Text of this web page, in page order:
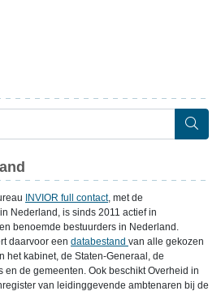
INVIOR full contact, met de
Nederland, is sinds 2011 actief in
benoemde bestuurders in Nederland.
daarvoor een databestand van alle gekozen
het kabinet, de Staten-Generaal, de
en de gemeenten. Ook beschikt Overheid in
van leidinggevende ambtenaren bij de